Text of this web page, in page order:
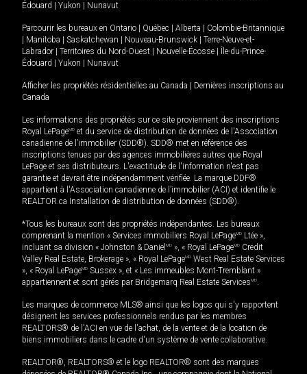
Édouard
Yukon Nunavut
Parcourir les bureaux en Ontario Québec Alberta
Colombie-Britannique
Manitoba Saskatchewan Nouveau-Brunswick
Terre-Neuve-et-
Labrador
Territoires du Nord-Ouest Nouvelle-Écosse
Île-du-Prince-
Édouard
Yukon Nunavut
Afficher les propriétés résidentielles au Canada
Dernières inscriptions au
Canada
Les informations des propriétés sur ce site proviennent des inscriptions
Royal LePageMD et du service de distribution de données de l'Association
canadienne de l’immobilier (SDD®). SDD® met en référence des
inscriptions tenues par des agences immobilières autres que Royal
LePage et ses distributeurs. L'exactitude de l'information n'est pas
garantie et devrait être indépendamment vérifiée. La marque DDF®
appartient à l'Association canadienne de l’immobilier (ACI) et identifie le
REALTOR.ca Installation de distribution de données (SDD®).
*Tous les bureaux sont des propriétés indépendantes. Les bureaux
comprenant la mention « Services immobiliers Royal LePageMD Ltée »,
incluant sa division « Johnston & Daniel MD », « Royal LePageMD Credit
Valley Real Estate, Brokerage », « Royal LePageMD West Real Estate Services
», « Royal LePageMD Sussex », et « Les immeubles Mont-Tremblant »
appartiennent et sont gérés par Bridgemarq Real Estate ServicesMD.
Les marques de commerce MLS® ainsi que les logos qui s'y rapportent
désignent les services professionnels rendus par les membres
REALTORS® de l'ACI en vue de l'achat, de la vente et de la location de
biens immobiliers dans le cadre d'un système de vente collaborative.
REALTOR®, REALTORS® et le logo REALTOR® sont des marques